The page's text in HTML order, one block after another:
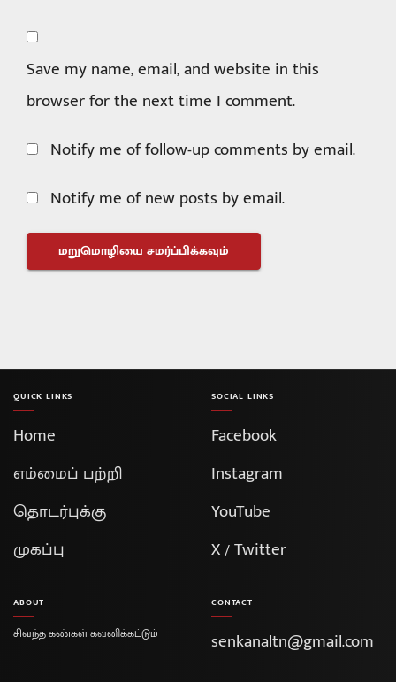
Save my name, email, and website in this
browser for the next time I comment.
Notify me of follow-up comments by email.
Notify me of new posts by email.
QUICK LINKS
Home
எம்மைப் பற்றி
தொடர்புக்கு
முகப்பு
SOCIAL LINKS
Facebook
Instagram
YouTube
X / Twitter
ABOUT
சிவந்த கண்கள் கவனிக்கட்டும்
CONTACT
senkanaltn@gmail.com